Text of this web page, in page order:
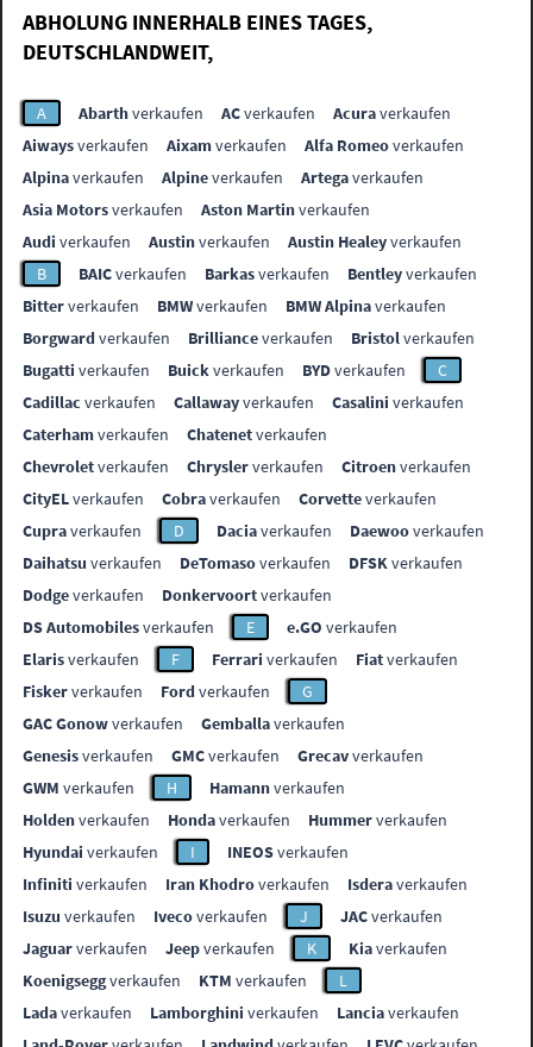
ABHOLUNG INNERHALB EINES TAGES,
DEUTSCHLANDWEIT,
A Abarthverkaufen ACverkaufen Acuraverkaufen
Aiwaysverkaufen Aixamverkaufen Alfa Romeoverkaufen
Alpinaverkaufen Alpineverkaufen Artegaverkaufen
Asia Motorsverkaufen Aston Martinverkaufen
Audi verkaufen Austinverkaufen Austin Healeyverkaufen
B
BAICverkaufen Barkasverkaufen Bentleyverkaufen
Bitterverkaufen BMWverkaufen BMW Alpinaverkaufen
Borgwardverkaufen Brillianceverkaufen Bristolverkaufen
Bugatti verkaufen Buickverkaufen BYDverkaufen
C
Cadillac verkaufen Callawayverkaufen Casalini verkaufen
Caterhamverkaufen Chatenetverkaufen
Chevroletverkaufen Chryslerverkaufen Citroenverkaufen
CityELverkaufen Cobraverkaufen Corvetteverkaufen
Cupraverkaufen D Daciaverkaufen Daewooverkaufen
Daihatsu verkaufen DeTomasoverkaufen DFSKverkaufen
Dodgeverkaufen Donkervoortverkaufen
DS Automobilesverkaufen E e.GO verkaufen
Elarisverkaufen F Ferrari verkaufen Fiatverkaufen
Fiskerverkaufen Fordverkaufen
G
GAC Gonowverkaufen Gemballaverkaufen
Genesisverkaufen GMCverkaufen Grecavverkaufen
GWM verkaufen H Hamannverkaufen
Holdenverkaufen Hondaverkaufen Hummerverkaufen
Hyundai verkaufen I INEOSverkaufen
Infiniti verkaufen Iran Khodroverkaufen Isderaverkaufen
Isuzu verkaufen Ivecoverkaufen J JACverkaufen
Jaguarverkaufen Jeepverkaufen K Kiaverkaufen
Koenigseggverkaufen KTM verkaufen
L
Ladaverkaufen Lamborghini verkaufen Lanciaverkaufen